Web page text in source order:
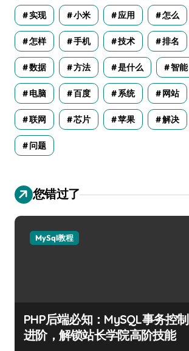
实现 小米 应用 怎么
怎样 手机 技术 排名
数据 方法 是什么 智能
电脑 百度 系统 网站
联网 芯片 苹果 解决
问题
您错过了
MySql教程
PHP后端必知：MySQL事务控制
进阶，解锁站长学院高阶技能